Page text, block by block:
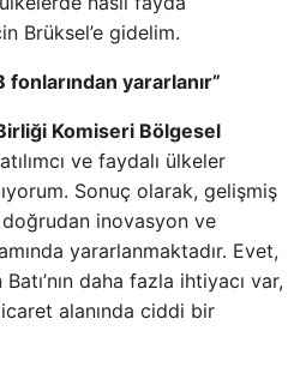
Brüksel’e gidelim.
yararlanır”
Komiseri Bölgesel
ve faydalı ülkeler
Sonuç olarak, gelişmiş
inovasyon ve
yararlanmaktadır. Evet,
daha fazla ihtiyacı var,
alanında ciddi bir